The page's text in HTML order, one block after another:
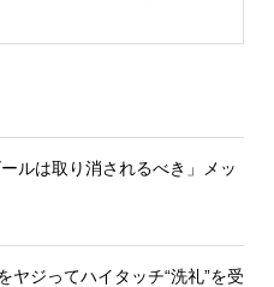
ルは取り消されるべき」メッ
ヤジってハイタッチ“洗礼”を受